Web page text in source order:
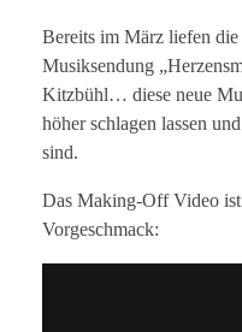
a
k
i
g
-
Bereits im März liefen
Musiksendung
Kitzbühl… diese neue
höher schlagen lassen
sind.
Das Making-Off Video
Vorgeschmack: